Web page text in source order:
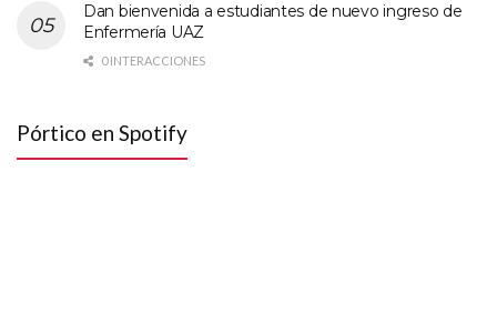
Dan bienvenida a estudiantes de nuevo ingreso de
Enfermería UAZ
0 INTERACCIONES
Pórtico en Spotify